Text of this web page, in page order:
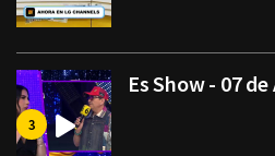
Es Show - 07